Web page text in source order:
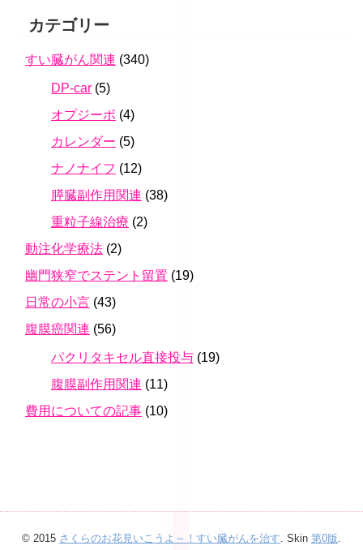
カテゴリー
すい臓がん関連 (340)
DP-car (5)
オプジーボ (4)
カレンダー (5)
ナノナイフ (12)
膵臓副作用関連 (38)
重粒子線治療 (2)
動注化学療法 (2)
幽門狭窄でステント留置 (19)
日常の小言 (43)
腹膜癌関連 (56)
パクリタキセル直接投与 (19)
腹膜副作用関連 (11)
費用についての記事 (10)
© 2015 さくらのお花見いこうよ～！すい臓がんを治す . Skin 第0版